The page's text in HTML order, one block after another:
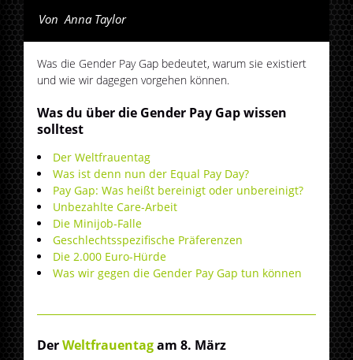
Von Anna Taylor
Was die Gender Pay Gap bedeutet, warum sie existiert
und wie wir dagegen vorgehen können.
Was du über die Gender Pay Gap wissen
solltest
Der Weltfrauentag
Was ist denn nun der Equal Pay Day?
Pay Gap: Was heißt bereinigt oder unbereinigt?
Unbezahlte Care-Arbeit
Die Minijob-Falle
Geschlechtsspezifische Präferenzen
Die 2.000 Euro-Hürde
Was wir gegen die Gender Pay Gap tun können
DerWeltfrauentagam 8. März